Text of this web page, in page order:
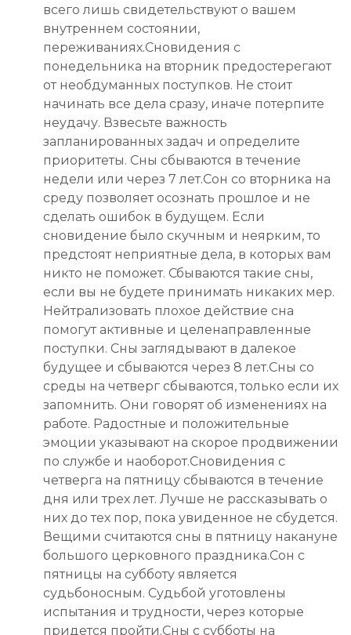
всего лишь свидетельствуют о вашем
внутреннем состоянии,
переживаниях.Сновидения с
понедельника на вторник предостерегают
от необдуманных поступков. Не стоит
начинать все дела сразу, иначе потерпите
неудачу. Взвесьте важность
запланированных задач и определите
приоритеты. Сны сбываются в течение
недели или через 7 лет.Сон со вторника на
среду позволяет осознать прошлое и не
сделать ошибок в будущем. Если
сновидение было скучным и неярким, то
предстоят неприятные дела, в которых вам
никто не поможет. Сбываются такие сны,
если вы не будете принимать никаких мер.
Нейтрализовать плохое действие сна
помогут активные и целенаправленные
поступки. Сны заглядывают в далекое
будущее и сбываются через 8 лет.Сны со
среды на четверг сбываются, только если их
запомнить. Они говорят об изменениях на
работе. Радостные и положительные
эмоции указывают на скорое продвижении
по службе и наоборот.Сновидения с
четверга на пятницу сбываются в течение
дня или трех лет. Лучше не рассказывать о
них до тех пор, пока увиденное не сбудется.
Вещими считаются сны в пятницу накануне
большого церковного праздника.Сон с
пятницы на субботу является
судьбоносным. Судьбой уготовлены
испытания и трудности, через которые
придется пройти.Сны с субботы на